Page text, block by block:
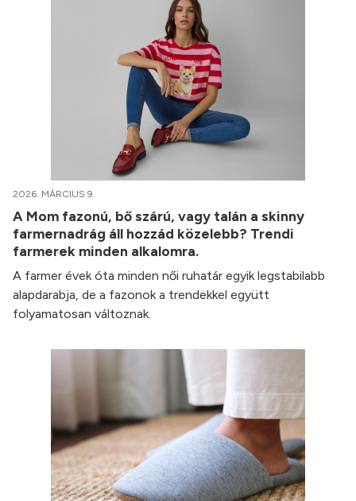
2026. MÁRCIUS 9.
A Mom fazonú, bő szárú, vagy talán a skinny
farmernadrág áll hozzád közelebb? Trendi
farmerek minden alkalomra.
A farmer évek óta minden női ruhatár egyik legstabilabb
alapdarabja, de a fazonok a trendekkel együtt
folyamatosan változnak.